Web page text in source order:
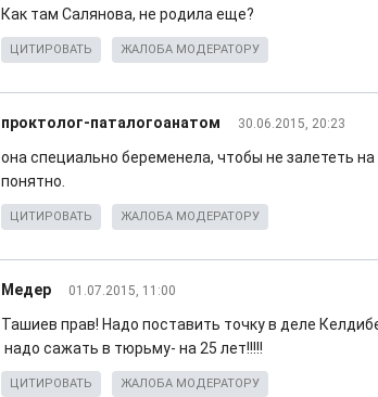
Как там Салянова, не родила еще?
ЦИТИРОВАТЬ ЖАЛОБА МОДЕРАТОРУ
проктолог-паталогоанатом 30.06.2015, 20:23
она специально беременела, чтобы не залететь
понятно.
ЦИТИРОВАТЬ ЖАЛОБА МОДЕРАТОРУ
Медер 01.07.2015, 11:00
Ташиев прав! Надо поставить точку в деле
надо сажать в тюрьму- на 25 лет!!!!!
ЦИТИРОВАТЬ ЖАЛОБА МОДЕРАТОРУ